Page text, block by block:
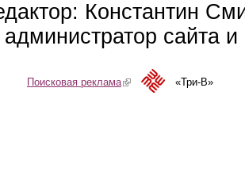
Константин
сайта
Поисковая реклама(link is external)«Три-В»